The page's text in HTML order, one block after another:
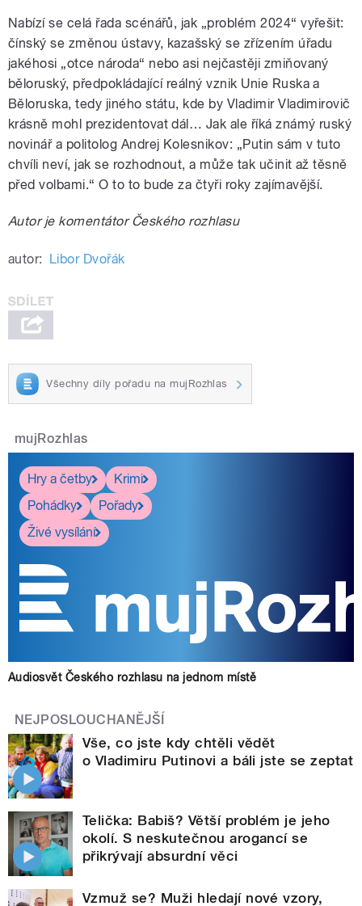
Nabízí se celá řada scénářů, jak „problém 2024“ vyřešit:
čínský se změnou ústavy, kazašský se zřízením úřadu
jakéhosi „otce národa“ nebo asi nejčastěji zmiňovaný
běloruský, předpokládající reálný vznik Unie Ruska a
Běloruska, tedy jiného státu, kde by Vladimir Vladimirovič
krásně mohl prezidentovat dál… Jak ale říká známý ruský
novinář a politolog Andrej Kolesnikov: „Putin sám v tuto
chvíli neví, jak se rozhodnout, a může tak učinit až těsně
před volbami.“ O to to bude za čtyři roky zajímavější.
Autor je komentátor Českého rozhlasu
autor: Libor Dvořák
Všechny díly pořadu na mujRozhlas
mujRozhlas
Hry a četby
Krimi
Pohádky
Pořady
Živé vysílání
Audiosvět Českého rozhlasu na jednom místě
NEJPOSLOUCHANĚJŠÍ
Vše, co jste kdy chtěli vědět
o Vladimiru Putinovi a báli jste se zeptat
Telička: Babiš? Větší problém je jeho
okolí. S neskutečnou arogancí se
přikrývají absurdní věci
Vzmuž se? Muži hledají nové vzory,